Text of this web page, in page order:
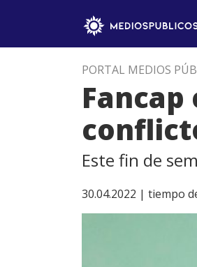
PORTAL MEDIOS
Este fin de
30.04.2022 | tiempo